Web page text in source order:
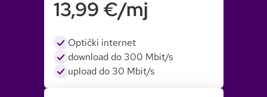
13,99 €/mj
Optički internet
download do 300 Mbit/s
upload do 30 Mbit/s